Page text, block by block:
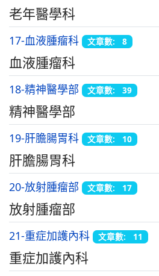
老年醫學科
17-血液腫瘤科 文章數: 8
血液腫瘤科
18-精神醫學部 文章數: 39
精神醫學部
19-肝膽腸胃科 文章數: 10
肝膽腸胃科
20-放射腫瘤部 文章數: 17
放射腫瘤部
21-重症加護內科 文章數: 11
重症加護內科